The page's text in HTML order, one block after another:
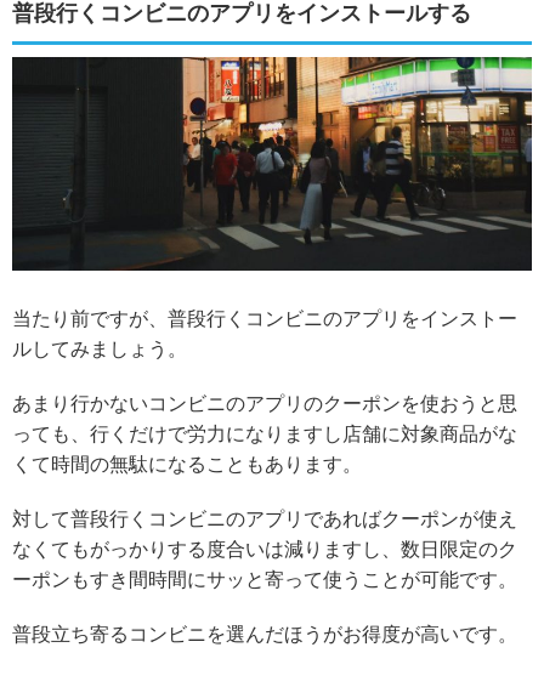
普段行くコンビニのアプリをインストールする
当たり前ですが、普段行くコンビニのアプリをインストー
ルしてみましょう。
あまり行かないコンビニのアプリのクーポンを使おうと思
っても、行くだけで労力になりますし店舗に対象商品がな
くて時間の無駄になることもあります。
対して普段行くコンビニのアプリであればクーポンが使え
なくてもがっかりする度合いは減りますし、数日限定のク
ーポンもすき間時間にサッと寄って使うことが可能です。
普段立ち寄るコンビニを選んだほうがお得度が高いです。